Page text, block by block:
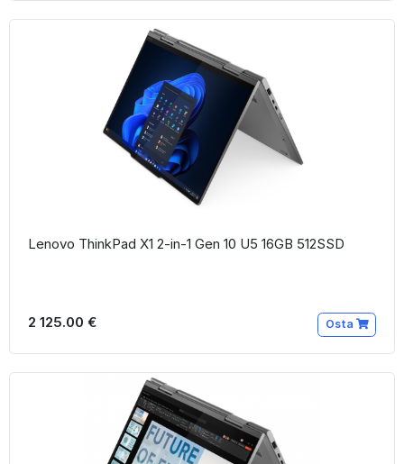
Lenovo ThinkPad X1 2-in-1 Gen 10 U5 16GB 512SSD
2 125.00 € Osta